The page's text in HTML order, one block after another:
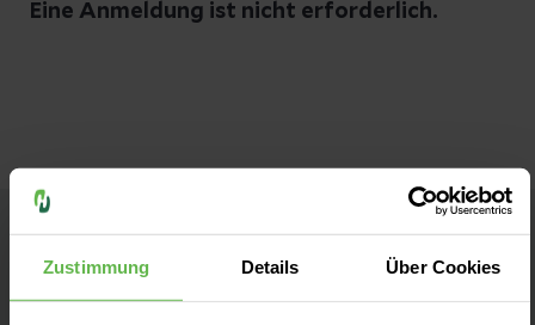
Zustimmung Details Über Cookies
Eine Anmeldung ist nicht erforderlich.
Helios Klinikum Bad Saarow